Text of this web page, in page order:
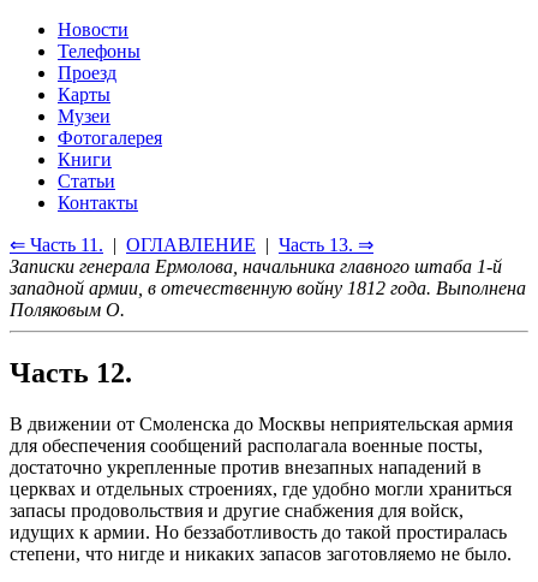
Новости
Телефоны
Проезд
Карты
Музеи
Фотогалерея
Книги
Статьи
Контакты
⇐ Часть 11. | ОГЛАВЛЕНИЕ | Часть 13. ⇒
Записки генерала Ермолова, начальника главного штаба 1-й
западной армии, в отечественную войну 1812 года. Выполнена
Поляковым О.
Часть 12.
В движении от Смоленска до Москвы неприятельская армия
для обеспечения сообщений располагала военные посты,
достаточно укрепленные против внезапных нападений в
церквах и отдельных строениях, где удобно могли храниться
запасы продовольствия и другие снабжения для войск,
идущих к армии. Но беззаботливость до такой простиралась
степени, что нигде и никаких запасов заготовляемо не было.